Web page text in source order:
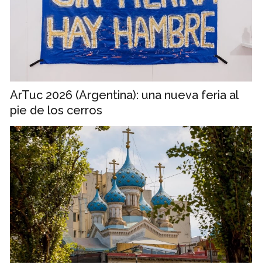
ArTuc 2026 (Argentina): una nueva feria al
pie de los cerros